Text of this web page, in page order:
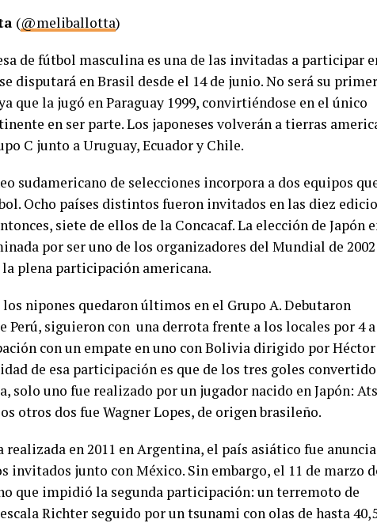
(@meliballotta)
de fútbol masculina es una de las invitadas a participar
disputará en Brasil desde el 14 de junio. No será su
que la jugó en Paraguay 1999, convirtiéndose en el único
en ser parte. Los japoneses volverán a tierras
C junto a Uruguay, Ecuador y Chile.
sudamericano de selecciones incorpora a dos equipos
Ocho países distintos fueron invitados en las diez
siete de ellos de la Concacaf. La elección de Japón
por ser uno de los organizadores del Mundial de
plena participación americana.
nipones quedaron últimos en el Grupo A. Debutaron
Perú, siguieron con una derrota frente a los locales por 4
con un empate en uno con Bolivia dirigido por Héctor
de esa participación es que de los tres goles
solo uno fue realizado por un jugador nacido en Japón:
otros dos fue Wagner Lopes, de origen brasileño.
realizada en 2011 en Argentina, el país asiático fue
invitados junto con México. Sin embargo, el 11 de marzo
que impidió la segunda participación: un terremoto de
Richter seguido por un tsunami con olas de hasta